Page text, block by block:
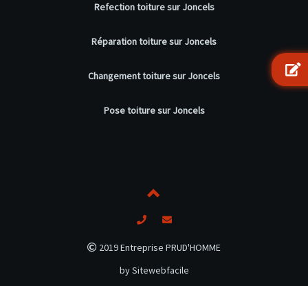
Refection toiture sur Joncels
Réparation toiture sur Joncels
Changement toiture sur Joncels
Pose toiture sur Joncels
2019 Entreprise PRUD'HOMME
by Sitewebfacile